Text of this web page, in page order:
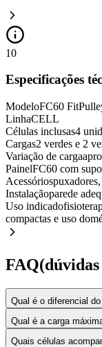
10
Especificações
ModeloFC60
LinhaCELL
Células inclusas4
Cargas2 verdes e 2
Variação de carga
PainelFC60 com
Acessórios
Instalaçãoparede
Uso indicado
compactas e uso
FAQ
Qual é o diferencial
Qual é a carga
Quais células